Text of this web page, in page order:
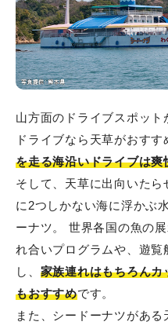
山方面のドライブスポッ
ドライブなら天草がおすす
を走る海沿いドライブは爽
そして、天草に出向いた
に2つしかない海に浮かぶ
ーナツ。 世界各国の魚の
れ合いプログラムや、遊
し、 家族連れはもちろん
もおすすめです。
また、シードーナツがあ